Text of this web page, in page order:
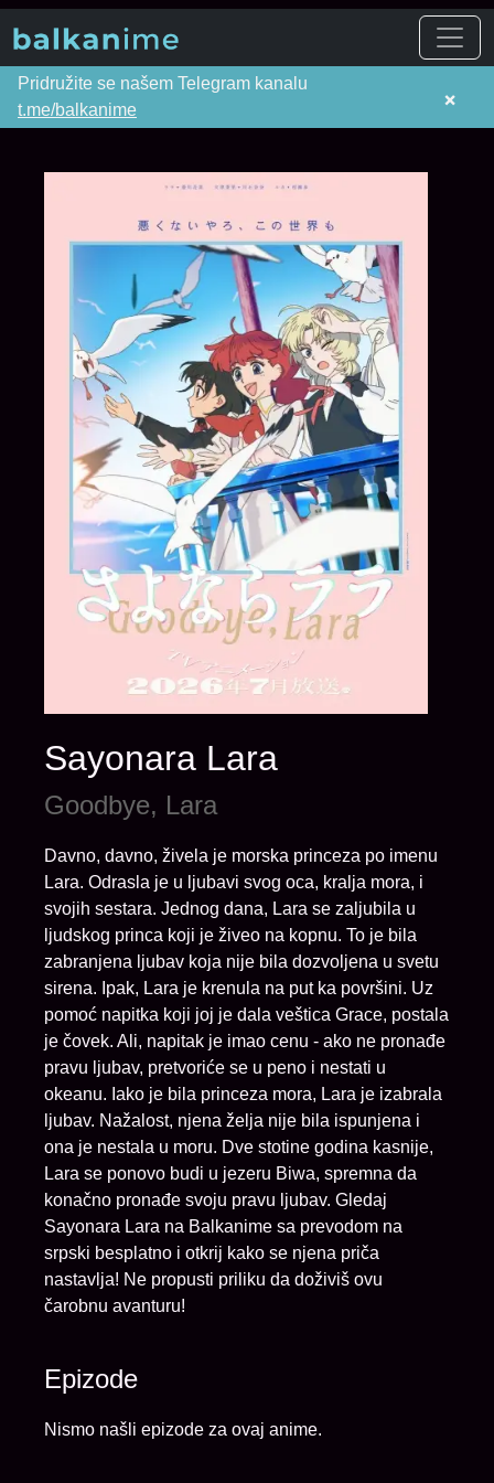
Pridružite se našem Telegram kanalu
t.me/balkanime
×
Sayonara Lara
Goodbye, Lara
Davno, davno, živela je morska princeza po imenu
Lara. Odrasla je u ljubavi svog oca, kralja mora, i
svojih sestara. Jednog dana, Lara se zaljubila u
ljudskog princa koji je živeo na kopnu. To je bila
zabranjena ljubav koja nije bila dozvoljena u svetu
sirena. Ipak, Lara je krenula na put ka površini. Uz
pomoć napitka koji joj je dala veštica Grace, postala
je čovek. Ali, napitak je imao cenu - ako ne pronađe
pravu ljubav, pretvoriće se u peno i nestati u
okeanu. Iako je bila princeza mora, Lara je izabrala
ljubav. Nažalost, njena želja nije bila ispunjena i
ona je nestala u moru. Dve stotine godina kasnije,
Lara se ponovo budi u jezeru Biwa, spremna da
konačno pronađe svoju pravu ljubav. Gledaj
Sayonara Lara na Balkanime sa prevodom na
srpski besplatno i otkrij kako se njena priča
nastavlja! Ne propusti priliku da doživiš ovu
čarobnu avanturu!
Epizode
Nismo našli epizode za ovaj anime.